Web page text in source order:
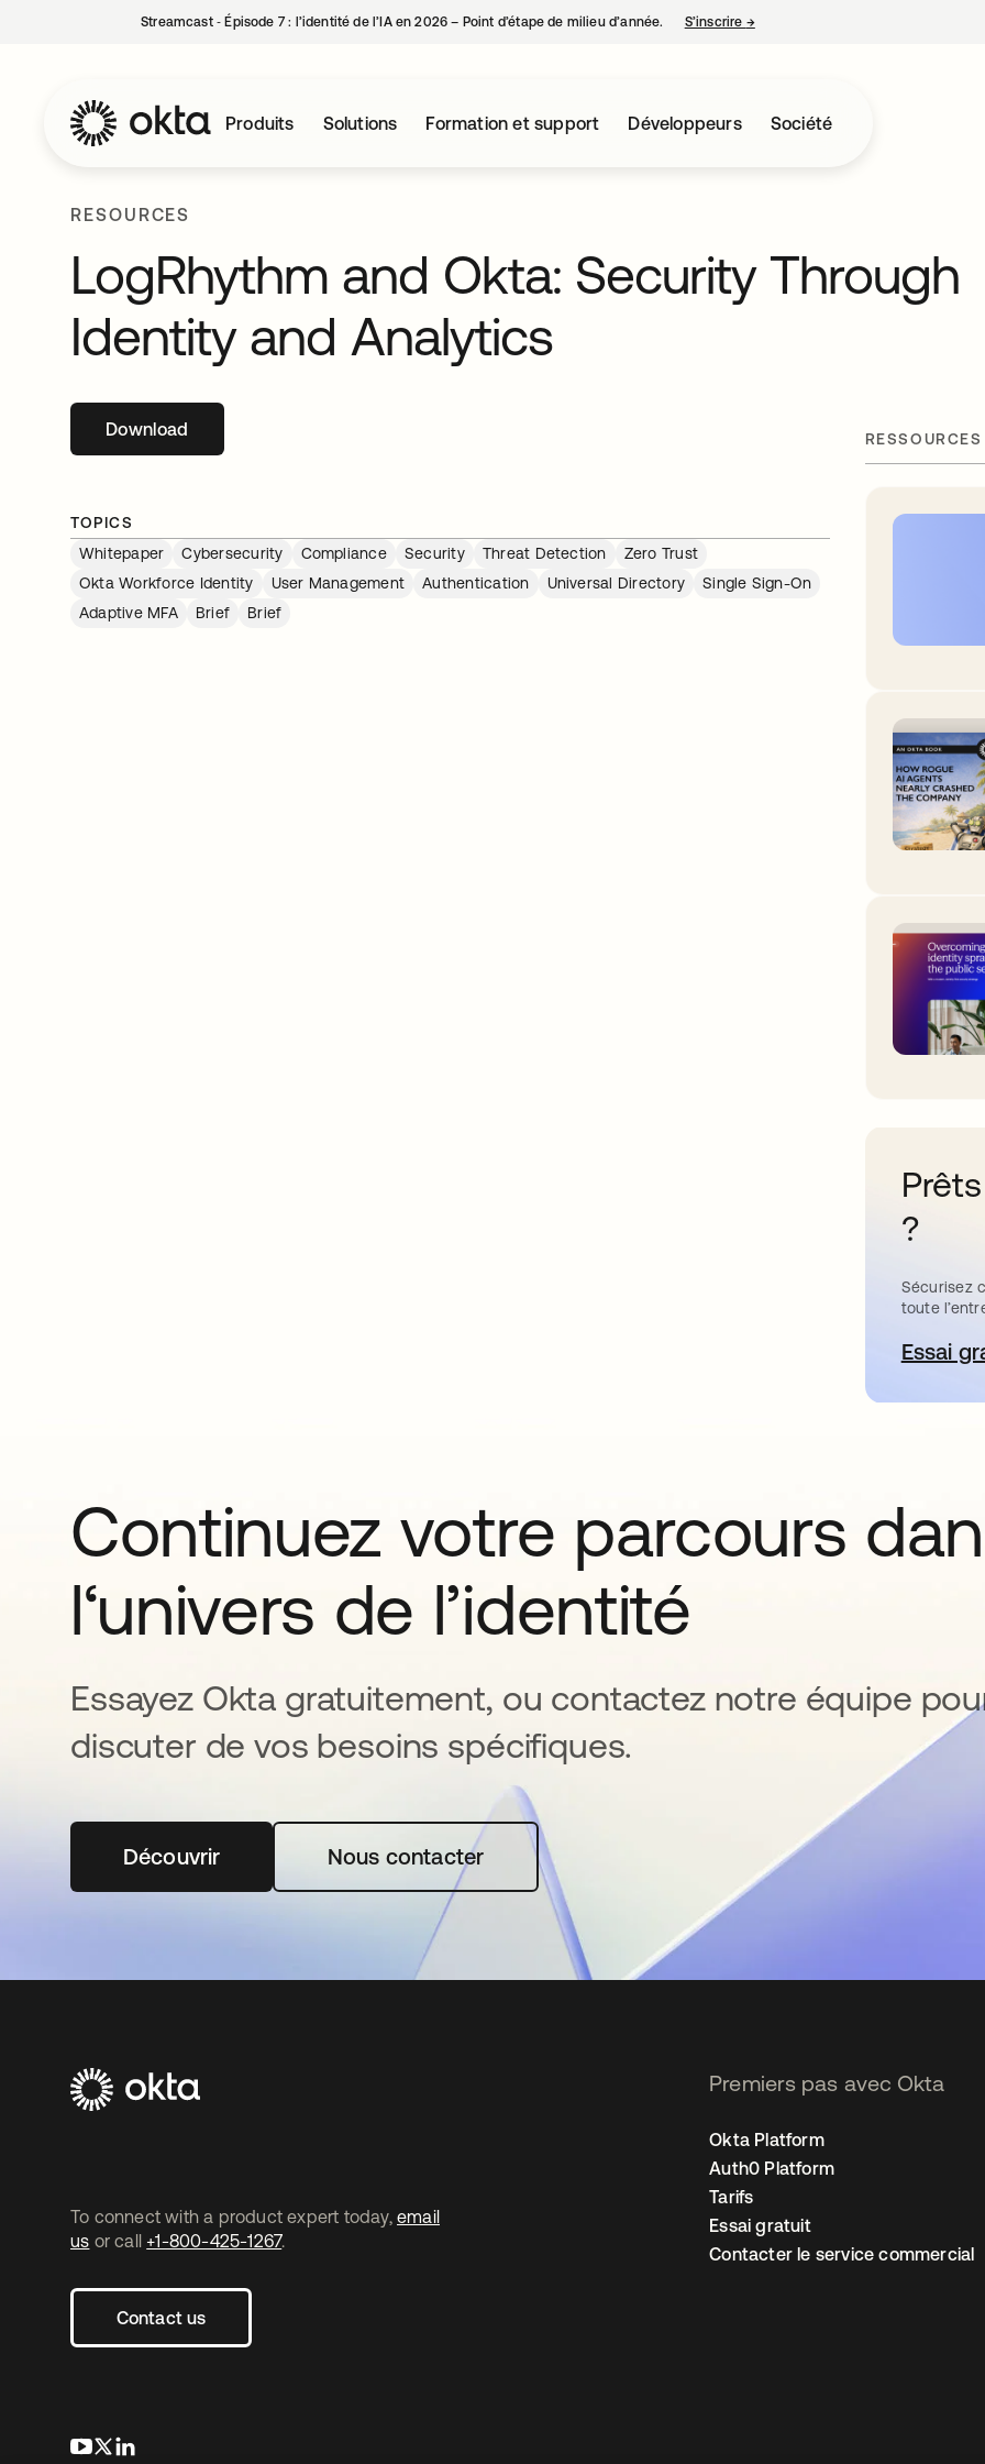
Streamcast ‑ Épisode 7 : l’identité de l’IA en 2026 – Point d’étape de milieu d’année. S’inscrire →s’ouvre dans un nouvel onglet
Produits Solutions Formation et support Développeurs Société
RESOURCES
LogRhythm and Okta: Security Through
Identity and Analytics
Downloads’ouvre dans un nouvel onglet
TOPICS
Whitepaper
Cybersecurity Compliance Security Threat Detection
Zero Trust
Okta Workforce Identity
User Management Authentication Universal Directory
Single Sign-On
Adaptive MFA
Brief Brief
?
Sécurisez
toute
Essai
Continuez votre parcours
l‘univers de l’identité
Essayez Okta gratuitement, ou contactez notre équipe
discuter de vos besoins spécifiques.
Découvrirs’ouvre dans un nouvel onglet
Nous contacter
To connect with a product expert today, email
us or call +1-800-425-1267.
Contact us
s’ouvre dans un nouvel onglet
s’ouvre dans un nouvel onglet
Premiers pas avec Okta
Okta Platform
Auth0 Platform
Tarifs
Essai gratuit
Contacter le service commercial